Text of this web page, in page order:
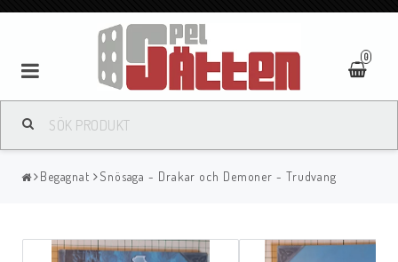
0
Begagnat Snösaga - Drakar och Demoner - Trudvang